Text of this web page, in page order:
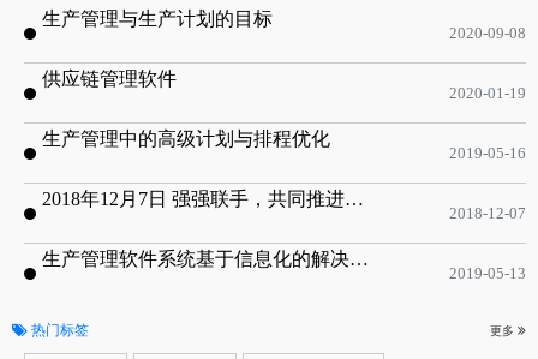
生产管理与生产计划的目标
2020-09-08
供应链管理软件
2020-01-19
生产管理中的高级计划与排程优化
2019-05-16
2018年12月7日 强强联手，共同推进电子器件领域APS应用典范 风华高科生产自动化工业互联网应用项目-APS项目启动会
2018-12-07
生产管理软件系统基于信息化的解决方案
2019-05-13
热门标签 更多